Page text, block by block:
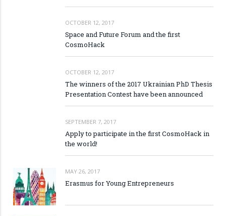
OCTOBER 12, 2017
Space and Future Forum and the first
CosmoHack
OCTOBER 12, 2017
The winners of the 2017 Ukrainian PhD Thesis
Presentation Contest have been announced
SEPTEMBER 7, 2017
Apply to participate in the first CosmoHack in
the world!
MAY 26, 2017
Erasmus for Young Entrepreneurs